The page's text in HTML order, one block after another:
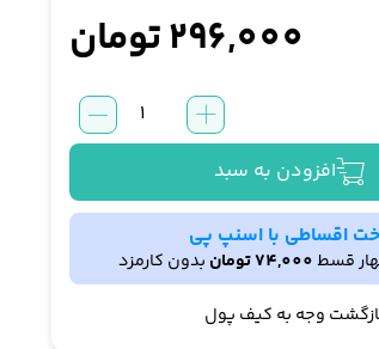
296,000تومان
خوشبو
کننده
لاتراس
La
Terrasse
مدل
افزودن به سبد
اقساطی با اسنپ پی
قسط74,000تومان بدون کارمزد
وجه به کیف پول